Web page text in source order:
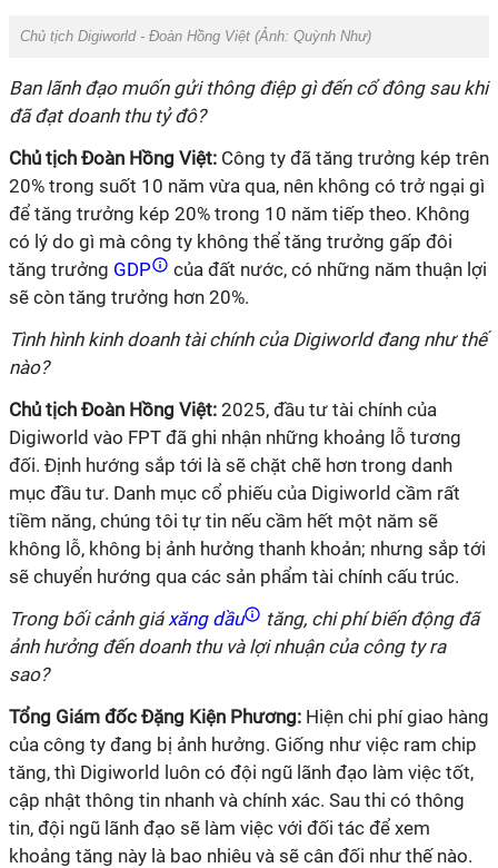
Chủ tịch Digiworld - Đoàn Hồng Việt (Ảnh: Quỳnh Như)
Ban lãnh đạo muốn gửi thông điệp gì đến cổ đông sau khi
đã đạt doanh thu tỷ đô?
Chủ tịch Đoàn Hồng Việt: Công ty đã tăng trưởng kép trên
20% trong suốt 10 năm vừa qua, nên không có trở ngại gì
để tăng trưởng kép 20% trong 10 năm tiếp theo. Không
có lý do gì mà công ty không thể tăng trưởng gấp đôi
tăng trưởng GDP
của đất nước, có những năm thuận lợi
sẽ còn tăng trưởng hơn 20%.
Tình hình kinh doanh tài chính của Digiworld đang như thế
nào?
Chủ tịch Đoàn Hồng Việt: 2025, đầu tư tài chính của
Digiworld vào FPT đã ghi nhận những khoảng lỗ tương
đối. Định hướng sắp tới là sẽ chặt chẽ hơn trong danh
mục đầu tư. Danh mục cổ phiếu của Digiworld cầm rất
tiềm năng, chúng tôi tự tin nếu cầm hết một năm sẽ
không lỗ, không bị ảnh hưởng thanh khoản; nhưng sắp tới
sẽ chuyển hướng qua các sản phẩm tài chính cấu trúc.
Trong bối cảnh giáxăng dầu
tăng, chi phí biến động đã
ảnh hưởng đến doanh thu và lợi nhuận của công ty ra
sao?
Tổng Giám đốc Đặng Kiện Phương: Hiện chi phí giao hàng
của công ty đang bị ảnh hưởng. Giống như việc ram chip
tăng, thì Digiworld luôn có đội ngũ lãnh đạo làm việc tốt,
cập nhật thông tin nhanh và chính xác. Sau thi có thông
tin, đội ngũ lãnh đạo sẽ làm việc với đối tác để xem
khoảng tăng này là bao nhiêu và sẽ cân đối như thế nào.